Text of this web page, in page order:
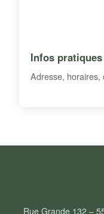
Infos pratiques
Adresse,
Rue Grande 132 –